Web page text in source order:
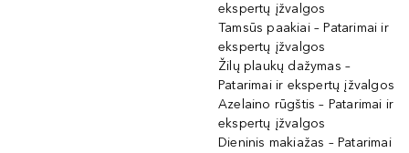
ekspertų įžvalgos
Tamsūs paakiai – Patarimai ir
ekspertų įžvalgos
Žilų plaukų dažymas –
Patarimai ir ekspertų įžvalgos
Azelaino rūgštis – Patarimai ir
ekspertų įžvalgos
Dieninis makiažas – Patarimai